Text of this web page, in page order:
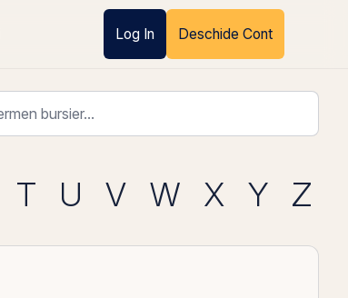
Log In Deschide Cont
T U V W X Y Z